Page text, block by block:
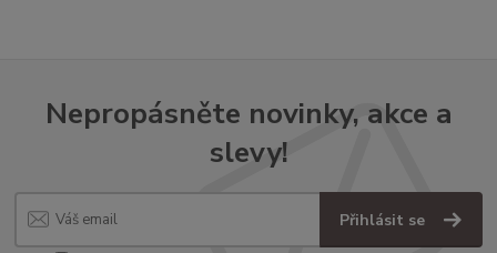
Nepropásněte novinky, akce a
slevy!
Přihlásit se